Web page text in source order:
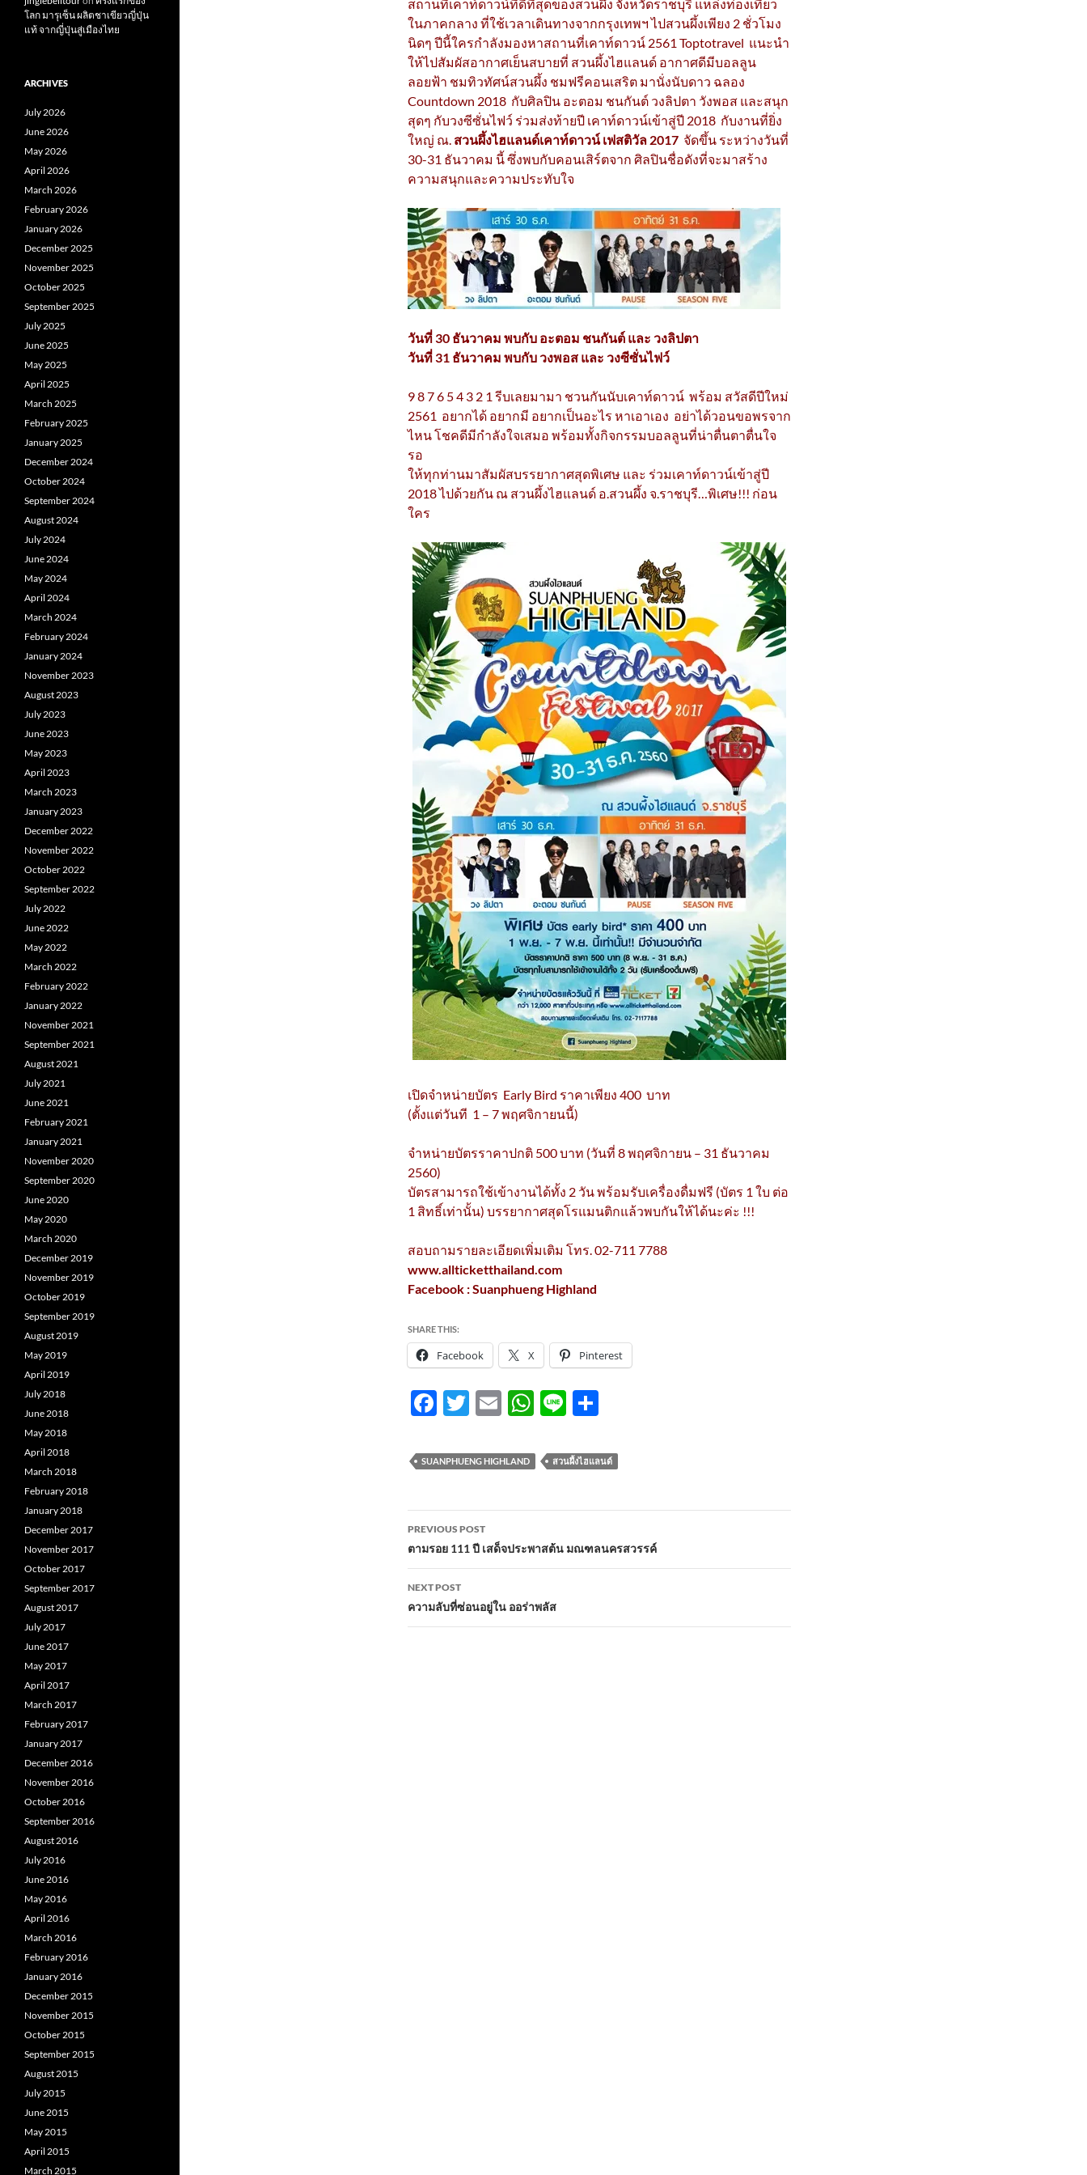
สถานที่เคาท์ดาวน์ที่ดีที่สุดของสวนผึ้ง จังหวัดราชบุรี แหล่งท่องเที่ยว
ในภาคกลาง ที่ใช้เวลาเดินทางจากกรุงเทพฯ ไปสวนผึ้งเพียง 2 ชั่วโมง
นิดๆ ปีนี้ใครกำลังมองหาสถานที่เคาท์ดาวน์ 2561 Toptotravel แนะนำ
ให้ไปสัมผัสอากาศเย็นสบายที่ สวนผึ้งไฮแลนด์ อากาศดีมีบอลลูน
ลอยฟ้า ชมทิวทัศน์สวนผึ้ง ชมฟรีคอนเสริต มานั่งนับดาว ฉลอง
Countdown 2018 กับศิลปิน อะตอม ชนกันต์ วงลิปตา วังพอส และสนุก
สุดๆ กับวงซีซั่นไฟว์ ร่วมส่งท้ายปี เคาท์ดาวน์เข้าสู่ปี 2018 กับงานที่ยิ่ง
ใหญ่ ณ. สวนผึ้งไฮแลนด์เคาท์ดาวน์ เฟสติวัล 2017 จัดขึ้น ระหว่างวันที่
30-31 ธันวาคม นี้ ซึ่งพบกับคอนเสิร์ตจาก ศิลปินชื่อดังที่จะมาสร้าง
ความสนุกและความประทับใจ
วันที่ 30 ธันวาคม พบกับ อะตอม ชนกันต์ และ วงลิปตา
วันที่ 31 ธันวาคม พบกับ วงพอส และ วงซีซั่นไฟว์
9 8 7 6 5 4 3 2 1 รีบเลยมามา ชวนกันนับเคาท์ดาวน์ พร้อม สวัสดีปีใหม่
2561 อยากได้ อยากมี อยากเป็นอะไร หาเอาเอง อย่าได้วอนขอพรจาก
ไหน โชคดีมีกำลังใจเสมอ พร้อมทั้งกิจกรรมบอลลูนที่น่าตื่นตาตื่นใจ
รอ
ให้ทุกท่านมาสัมผัสบรรยากาศสุดพิเศษ และ ร่วมเคาท์ดาวน์เข้าสู่ปี
2018 ไปด้วยกัน ณ สวนผึ้งไฮแลนด์ อ.สวนผึ้ง จ.ราชบุรี…พิเศษ!!! ก่อน
ใคร
เปิดจำหน่ายบัตร Early Bird ราคาเพียง 400 บาท
(ตั้งแต่วันที 1 – 7 พฤศจิกายนนี้)
จำหน่ายบัตรราคาปกติ 500 บาท (วันที่ 8 พฤศจิกายน – 31 ธันวาคม
2560)
บัตรสามารถใช้เข้างานได้ทั้ง 2 วัน พร้อมรับเครื่องดื่มฟรี (บัตร 1 ใบ ต่อ
1 สิทธิ์เท่านั้น) บรรยากาศสุดโรแมนติกแล้วพบกันให้ได้นะค่ะ !!!
สอบถามรายละเอียดเพิ่มเติม โทร. 02-711 7788
www.allticketthailand.com
Facebook : Suanphueng Highland
SHARE THIS:
Facebook X Pinterest
F
e
b
o
o
k
T
itt
er
E
ail
W
at
s
A
p
Li
e ar
e
SUANPHUENG HIGHLAND สวนผึ้งไฮแลนด์
Post
navigation
PREVIOUS POST
ตามรอย 111 ปี เสด็จประพาสต้น มณฑลนครสวรรค์
NEXT POST
ความลับที่ซ่อนอยู่ใน ออร่าพลัส
โลก มารุเซ็น ผลิตชาเขียวญี่ปุ่น
แท้ จากญี่ปุ่นสู่เมืองไทย
ARCHIVES
July 2026
June 2026
May 2026
April 2026
March 2026
February 2026
January 2026
December 2025
November 2025
October 2025
September 2025
July 2025
June 2025
May 2025
April 2025
March 2025
February 2025
January 2025
December 2024
October 2024
September 2024
August 2024
July 2024
June 2024
May 2024
April 2024
March 2024
February 2024
January 2024
November 2023
August 2023
July 2023
June 2023
May 2023
April 2023
March 2023
January 2023
December 2022
November 2022
October 2022
September 2022
July 2022
June 2022
May 2022
March 2022
February 2022
January 2022
November 2021
September 2021
August 2021
July 2021
June 2021
February 2021
January 2021
November 2020
September 2020
June 2020
May 2020
March 2020
December 2019
November 2019
October 2019
September 2019
August 2019
May 2019
April 2019
July 2018
June 2018
May 2018
April 2018
March 2018
February 2018
January 2018
December 2017
November 2017
October 2017
September 2017
August 2017
July 2017
June 2017
May 2017
April 2017
March 2017
February 2017
January 2017
December 2016
November 2016
October 2016
September 2016
August 2016
July 2016
June 2016
May 2016
April 2016
March 2016
February 2016
January 2016
December 2015
November 2015
October 2015
September 2015
August 2015
July 2015
June 2015
May 2015
April 2015
March 2015